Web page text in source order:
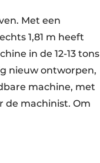
Met een
1,81 m heeft
in de 12-13 tons
nieuw ontworpen,
machine, met
de machinist. Om